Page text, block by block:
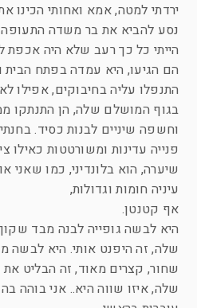
ירדתי למטה, אמא ואחותי הכינו
נסע להביא את בר משדה התעופה
הייתי כל כך רעב שלא היה אכפת
הם הגיעו, היא עמדה בפתח הבית
התנפלו עליה בחיבוקים, אפילו
בגוף המושלם שלה, הן התנתקו
וחשפה שיניים לבנות כסיד.
פנייה עדינות ומשורטטות כאילו
שיערה, הוא בלונדיני, כמו שאני
עיניה חומות וגדולות,
אף קטנטן.
היא לבשה גופייה לבנה מבד
שלה, זה היפנט אותי. היא לבשה
שחור, קצרים מאוד, זה הבליט את
שלה, איזו שווה היא.. אני בוהה